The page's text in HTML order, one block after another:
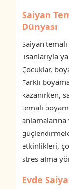
Saiyan
Dünyası
Saiyan
lisanlarıyla
Çocuklar,
Farklı
kazanırken,
temalı
etkinlikleri,
stres atma
Evde